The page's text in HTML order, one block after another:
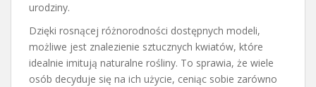
urodziny.
Dzięki rosnącej różnorodności dostępnych modeli,
możliwe jest znalezienie sztucznych kwiatów, które
idealnie imitują naturalne rośliny. To sprawia, że wiele
osób decyduje się na ich użycie, ceniąc sobie zarówno